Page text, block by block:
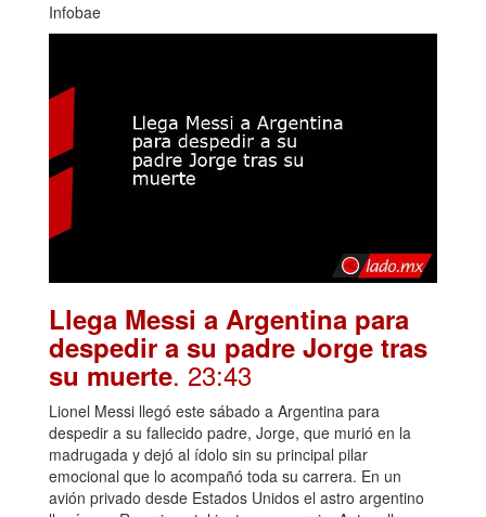
Infobae
Llega Messi a Argentina para
despedir a su padre Jorge tras
su muerte. 23:43
Lionel Messi llegó este sábado a Argentina para
despedir a su fallecido padre, Jorge, que murió en la
madrugada y dejó al ídolo sin su principal pilar
emocional que lo acompañó toda su carrera. En un
avión privado desde Estados Unidos el astro argentino